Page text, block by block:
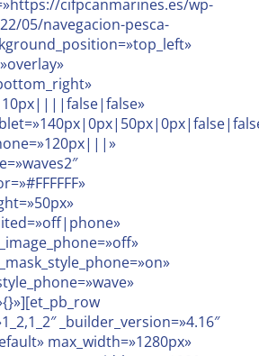
cifpcanmarines.es/wp-
05/navegacion-pesca-
_builder_version=»4.16″
max_width=»1280px»